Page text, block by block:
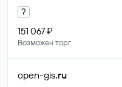
?
151 067 ₽
Возможен торг
open-gis.ru